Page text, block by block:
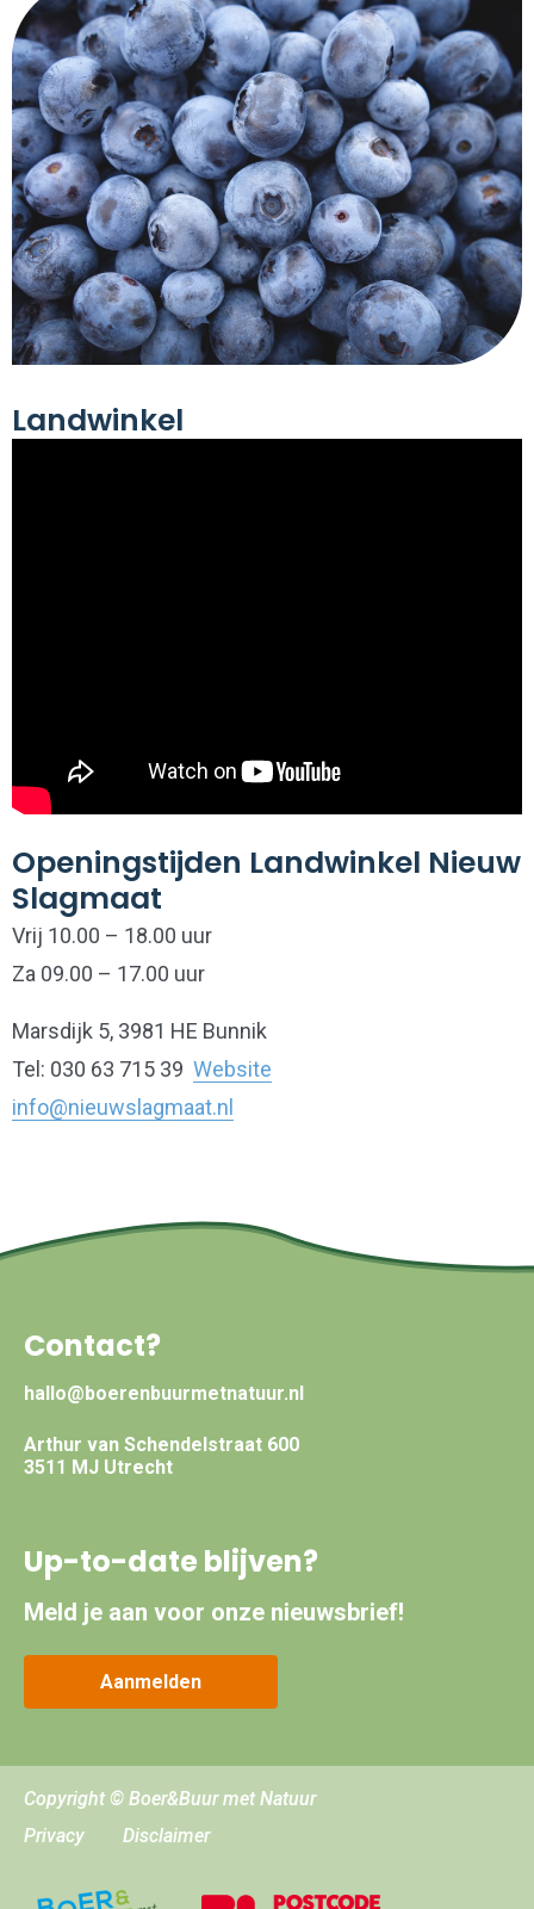
Landwinkel
Openingstijden Landwinkel Nieuw
Slagmaat
Vrij 10.00 – 18.00 uur
Za 09.00 – 17.00 uur
Marsdijk 5, 3981 HE Bunnik
Tel: 030 63 715 39 Website
info@nieuwslagmaat.nl
Contact?
hallo@boerenbuurmetnatuur.nl
Arthur van Schendelstraat 600
3511 MJ Utrecht
Up-to-date blijven?
Meld je aan voor onze nieuwsbrief!
Aanmelden
Copyright © Boer&Buur met Natuur
Privacy
Disclaimer